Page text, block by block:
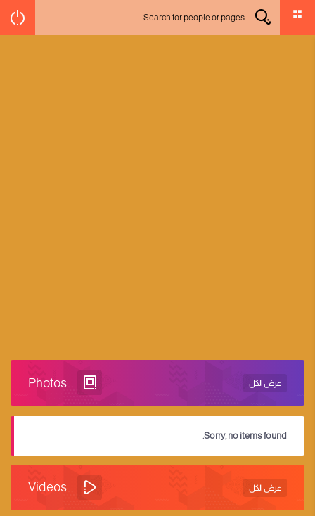
Photos عرض الكل
Sorry, no items found.
Videos عرض الكل